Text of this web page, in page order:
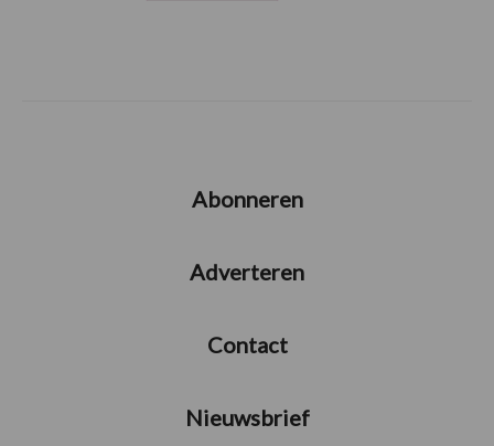
Abonneren
Adverteren
Contact
Nieuwsbrief